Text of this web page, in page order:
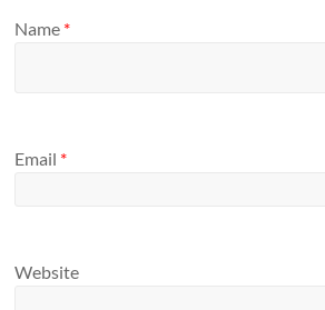
Name *
Email *
Website